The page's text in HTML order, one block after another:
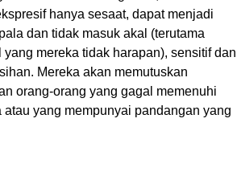
hanya sesaat, dapat menjadi
dan tidak masuk akal (terutama
mereka tidak harapan), sensitif dan
Mereka akan memutuskan
orang-orang yang gagal memenuhi
atau yang mempunyai pandangan yang